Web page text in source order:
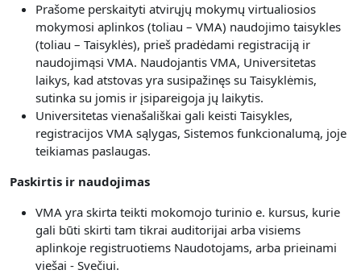
Prašome perskaityti atvirųjų mokymų virtualiosios
mokymosi aplinkos (toliau – VMA) naudojimo taisykles
(toliau – Taisyklės), prieš pradėdami registraciją ir
naudojimąsi VMA. Naudojantis VMA, Universitetas
laikys, kad atstovas yra susipažinęs su Taisyklėmis,
sutinka su jomis ir įsipareigoja jų laikytis.
Universitetas vienašališkai gali keisti Taisykles,
registracijos VMA sąlygas, Sistemos funkcionalumą, joje
teikiamas paslaugas.
Paskirtis ir naudojimas
VMA yra skirta teikti mokomojo turinio e. kursus, kurie
gali būti skirti tam tikrai auditorijai arba visiems
aplinkoje registruotiems Naudotojams, arba prieinami
viešai - Svečiui.